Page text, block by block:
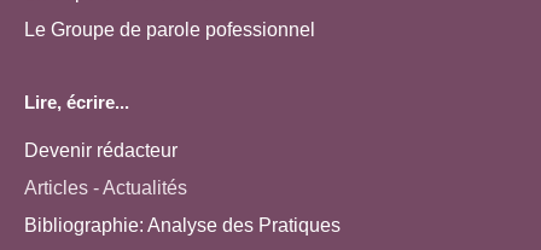
Le Groupe de parole pofessionnel
Lire, écrire...
Devenir rédacteur
Articles - Actualités
Bibliographie: Analyse des Pratiques